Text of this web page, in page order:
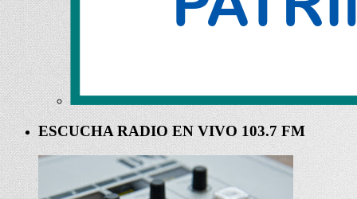
ESCUCHA RADIO EN VIVO 103.7 FM